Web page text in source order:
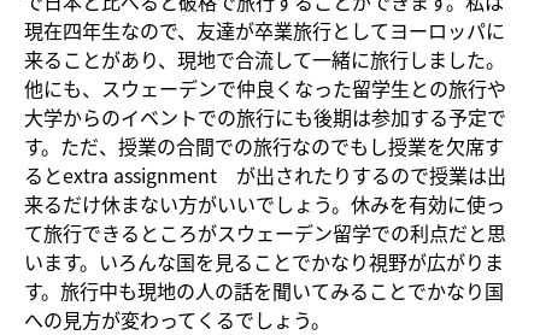
現在四年生なので、友達が卒業旅行としてヨーロッパに
来ることがあり、現地で合流して一緒に旅行しました。
他にも、スウェーデンで仲良くなった留学生との旅行や
大学からのイベントでの旅行にも後期は参加する予定で
す。ただ、授業の合間での旅行なのでもし授業を欠席す
るとextra assignment が出されたりするので授業は出
来るだけ休まない方がいいでしょう。休みを有効に使っ
て旅行できるところがスウェーデン留学での利点だと思
います。いろんな国を見ることでかなり視野が広がりま
す。旅行中も現地の人の話を聞いてみることでかなり国
への見方が変わってくるでしょう。